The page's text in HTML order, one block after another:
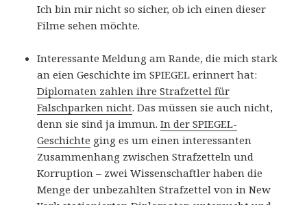
Ich bin mir nicht so sicher, ob ich einen dieser
Filme sehen möchte.
Interessante Meldung am Rande, die mich stark
an eien Geschichte im SPIEGEL erinnert hat:
Diplomaten zahlen ihre Strafzettel für
Falschparken nicht. Das müssen sie auch nicht,
denn sie sind ja immun.In der SPIEGEL-
Geschichte ging es um einen interessanten
Zusammenhang zwischen Strafzetteln und
Korruption – zwei Wissenschaftler haben die
Menge der unbezahlten Strafzettel von in New